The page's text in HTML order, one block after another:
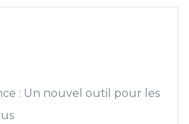
: Un nouvel outil pour les